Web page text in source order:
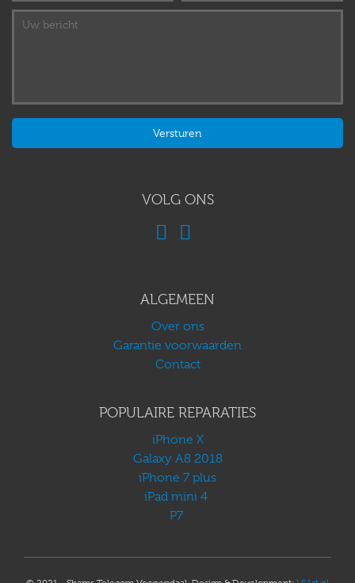
VOLG ONS
ALGEMEEN
Over ons
Garantie voorwaarden
Contact
POPULAIRE REPARATIES
iPhone X
Galaxy A8 2018
iPhone 7 plus
iPad mini 4
P7